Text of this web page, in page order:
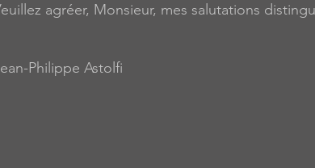
agréer, Monsieur, mes salutations
Philippe Astolfi